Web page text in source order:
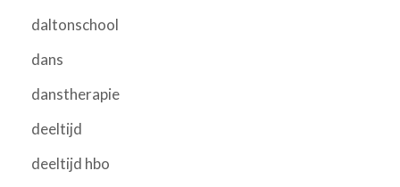
daltonschool
dans
danstherapie
deeltijd
deeltijd hbo